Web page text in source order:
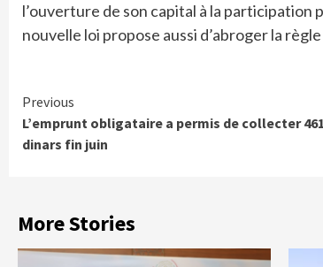
l’ouverture de son capital à la participation
nouvelle loi propose aussi d’abroger la
Continue
Reading
Previous
L’emprunt obligataire a permis de collecter
dinars fin juin
More Stories